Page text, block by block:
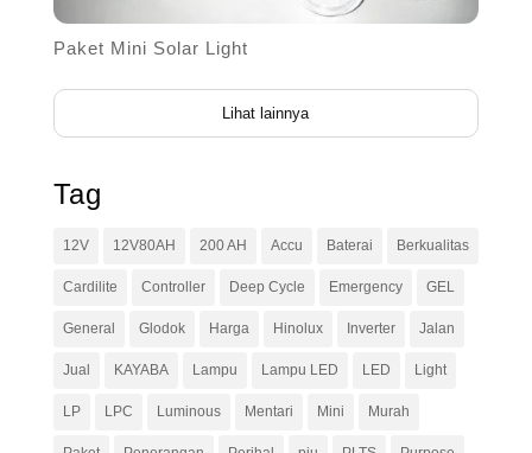
Paket Mini Solar Light
Lihat lainnya
Tag
12V 12V80AH 200 AH Accu Baterai Berkualitas
Cardilite Controller Deep Cycle Emergency GEL
General Glodok Harga Hinolux Inverter Jalan
Jual KAYABA Lampu Lampu LED LED Light
LP LPC Luminous Mentari Mini Murah